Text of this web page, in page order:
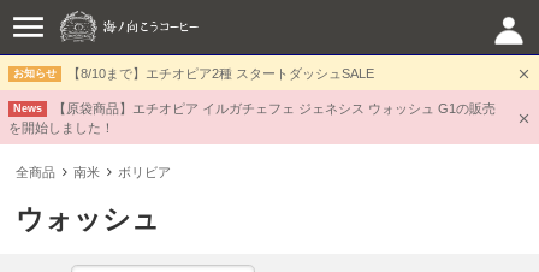
お知らせ 【8/10まで】エチオピア2種 スタートダッシュSALE
News
【原袋商品】エチオピア イルガチェフェ ジェネシス ウォッシュ G1の販売
を開始しました！
全商品 南米 ボリビア
ウォッシュ